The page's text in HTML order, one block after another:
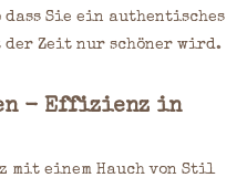
Sie ein authentisches
der Zeit nur schöner wird.
- Effizienz in
einem Hauch von Stil